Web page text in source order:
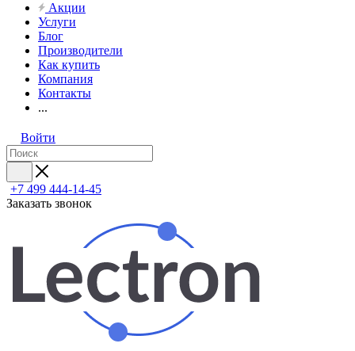
Акции
Услуги
Блог
Производители
Как купить
Компания
Контакты
...
Войти
+7 499 444-14-45
Заказать звонок